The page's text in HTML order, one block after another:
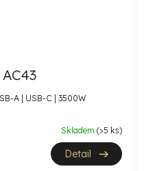
A | USB-C | 3500W
Skladem (>5 ks)
Detail